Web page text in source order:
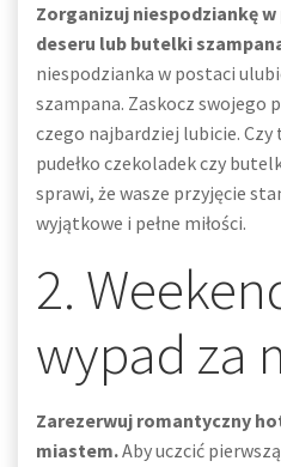
Zorganizuj niespodziankę
deseru lub butelki
niespodzianka w postaci
szampana. Zaskocz
czego najbardziej lubicie.
pudełko czekoladek czy
sprawi, że wasze przyjęcie
wyjątkowe i pełne miłości.
2.
wypad za
Zarezerwuj romantyczny
miastem.Aby uczcić